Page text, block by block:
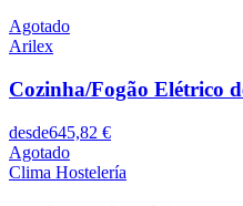
Agotado
Arilex
Cozinha/Fogão Elétrico
desde645,82 €
Agotado
Clima Hostelería